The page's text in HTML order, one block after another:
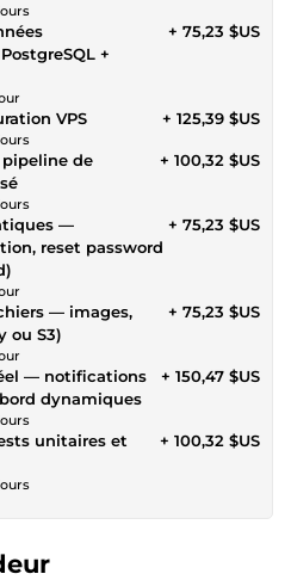
+
+ 75,23 $US
VPS + 125,39 $US
pipeline de
+ 100,32 $US
—
reset password
+ 75,23 $US
— images,
ou S3)
+ 75,23 $US
— notifications
dynamiques
+ 150,47 $US
unitaires et
+ 100,32 $US